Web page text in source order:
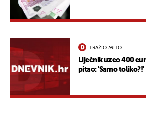
TRAŽIO MITO
Liječnik uzeo 400
pitao: 'Samo toliko?!'